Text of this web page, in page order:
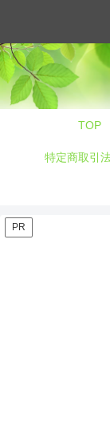
TOP
特定商取引
PR